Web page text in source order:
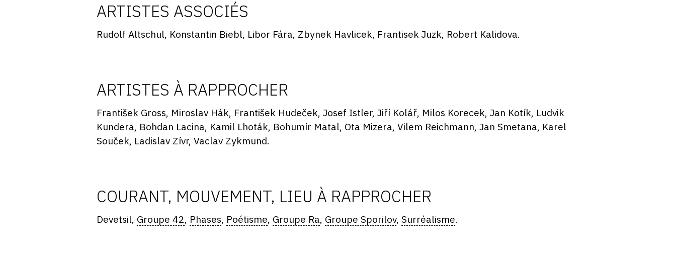
ARTISTES ASSOCIÉS
Rudolf Altschul, Konstantin Biebl, Libor Fára, Zbynek Havlicek, Frantisek Juzk, Robert Kalidova.
ARTISTES À RAPPROCHER
František Gross, Miroslav Hák, František Hudeček, Josef Istler, Jiří Kolář, Milos Korecek, Jan Kotík, Ludvik
Kundera, Bohdan Lacina, Kamil Lhoták, Bohumír Matal, Ota Mizera, Vilem Reichmann, Jan Smetana, Karel
Souček, Ladislav Zívr, Vaclav Zykmund.
COURANT, MOUVEMENT, LIEU À RAPPROCHER
Devetsil, Groupe 42, Phases, Poétisme, Groupe Ra, Groupe Sporilov, Surréalisme.